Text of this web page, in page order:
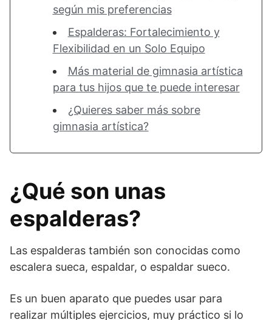
según mis preferencias
Espalderas: Fortalecimiento y
Flexibilidad en un Solo Equipo
Más material de gimnasia artística
para tus hijos que te puede interesar
¿Quieres saber más sobre
gimnasia artística?
¿Qué son unas
espalderas?
Las espalderas también son conocidas como
escalera sueca, espaldar, o espaldar sueco.
Es un buen aparato que puedes usar para
realizar múltiples ejercicios, muy práctico si lo